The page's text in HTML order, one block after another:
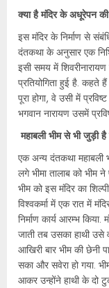
क्‍या है मंदिर के अधूरेपन
इस मंदिर के निर्माण से
दंतकथा के अनुसार एक
इसी समय में
प्रतियोगिता हुई है. कहते
पूरा होगा, वे उसी में
भगवान नारायण उसमें
महाबली भीम से भी जुड़ी
एक अन्य दंतकथा महाबली
लगे भीमा तालाब को भीम
भीम को इस मंदिर का
विश्वकर्मा में एक रात में
निर्माण कार्य आरम्भ किया.
जाती तब उसका हाथी
आखिरी बार भीम की छेनी
सका और सवेरा हो गया.
आकर उन्‍होंने हाथी के दो